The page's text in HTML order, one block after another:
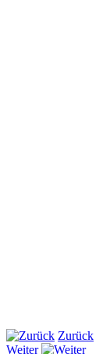
Zurück
Weiter